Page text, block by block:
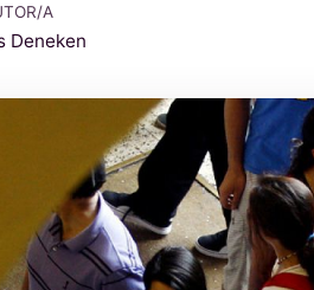
A
Deneken